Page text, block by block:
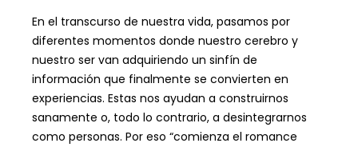
En el transcurso de nuestra vida, pasamos por
diferentes momentos donde nuestro cerebro y
nuestro ser van adquiriendo un sinfín de
información que finalmente se convierten en
experiencias. Estas nos ayudan a construirnos
sanamente o, todo lo contrario, a desintegrarnos
como personas. Por eso “comienza el romance